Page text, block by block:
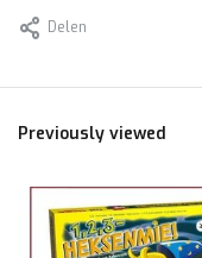
Delen
Previously viewed